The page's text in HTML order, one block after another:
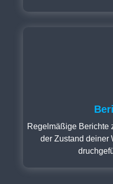
Regelmäßige Berichte
der Zustand deiner